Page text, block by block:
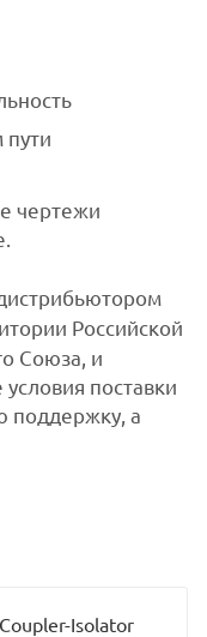
пути
чертежи
Российской
Союза, и
поставки
поддержку, а
Isolator